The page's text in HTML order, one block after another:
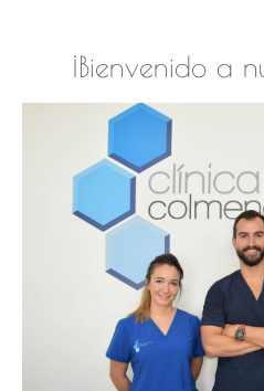
¡Bienvenido a